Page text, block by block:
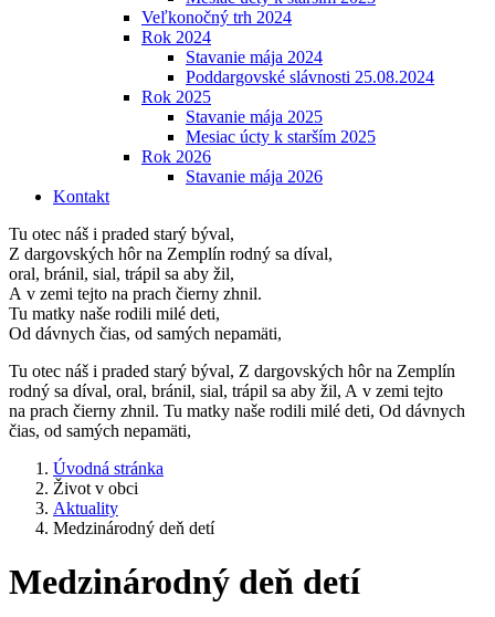
Veľkonočný trh 2024
Rok 2024
Stavanie mája 2024
Poddargovské slávnosti 25.08.2024
Rok 2025
Stavanie mája 2025
Mesiac úcty k starším 2025
Rok 2026
Stavanie mája 2026
Kontakt
Tu otec náš i praded starý býval,
Z dargovských hôr na Zemplín rodný sa díval,
oral, bránil, sial, trápil sa aby žil,
A v zemi tejto na prach čierny zhnil.
Tu matky naše rodili milé deti,
Od dávnych čias, od samých nepamäti,
Tu otec náš i praded starý býval, Z dargovských hôr na Zemplín
rodný sa díval, oral, bránil, sial, trápil sa aby žil, A v zemi tejto
na prach čierny zhnil. Tu matky naše rodili milé deti, Od dávnych
čias, od samých nepamäti,
Úvodná stránka
Život v obci
Aktuality
Medzinárodný deň detí
Medzinárodný deň detí